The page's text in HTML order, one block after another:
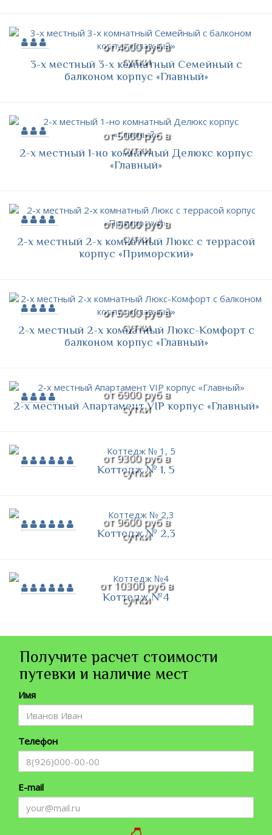
от 4600 руб в
сутки
3-х местный 3-х комнатный Семейный с
балконом корпус «Главный»
от 5000 руб в
сутки
2-х местный 1-но комнатный Делюкс корпус
«Главный»
от 5600 руб в
сутки
2-х местный 2-х комнатный Люкс с террасой
корпус «Приморский»
от 5900 руб в
сутки
2-х местный 2-х комнатный Люкс-Комфорт с
балконом корпус «Главный»
от 6900 руб в
сутки
2-х местный Апартамент VIP корпус «Главный»
от 9300 руб в
сутки
Коттедж № 1, 5
от 9600 руб в
сутки
Коттедж № 2,3
от 10300 руб в
сутки
Коттедж №4
Получите расчет стоимости
путевки и наличие мест
Имя
Телефон
E-mail